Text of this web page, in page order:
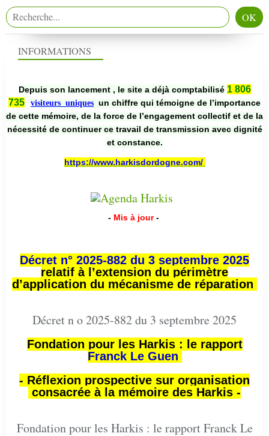
INFORMATIONS
Depuis son lancement , le site a déjà comptabilisé 1 806
735
visiteurs uniques un chiffre qui témoigne de l’importance
de cette mémoire, de la force de l’engagement collectif et de la
nécessité de continuer ce travail de transmission avec dignité
et constance.
https://www.harkisdordogne.com/
- Mis à jour -
Décret n° 2025-882 du 3 septembre 2025
relatif à l’extension du périmètre
d’application du mécanisme de réparation
Décret n o 2025-882 du 3 septembre 2025
Fondation pour les Harkis : le rapport
Franck Le Guen
- Réflexion prospective sur organisation
consacrée à la mémoire des Harkis -
Fondation pour les Harkis : le rapport Franck Le